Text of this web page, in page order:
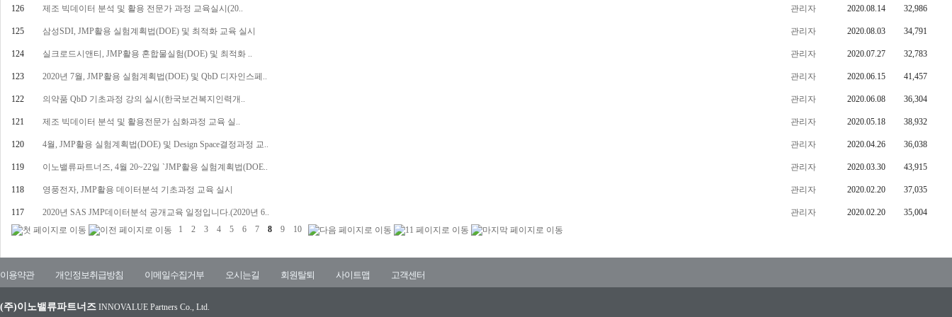
126 제조 빅데이터 분석 및 활용 전문가 과정 교육실시(20.. 관리자 2020.08.14 32,986
125 삼성SDI, JMP활용 실험계획법(DOE) 및 최적화 교육 실시 관리자 2020.08.03 34,791
124 실크로드시앤티, JMP활용 혼합물실험(DOE) 및 최적화 .. 관리자 2020.07.27 32,783
123 2020년 7월, JMP활용 실험계획법(DOE) 및 QbD 디자인스페.. 관리자 2020.06.15 41,457
122 의약품 QbD 기초과정 강의 실시(한국보건복지인력개.. 관리자 2020.06.08 36,304
121 제조 빅데이터 분석 및 활용전문가 심화과정 교육 실.. 관리자 2020.05.18 38,932
120 4월, JMP활용 실험계획법(DOE) 및 Design Space결정과정 교.. 관리자 2020.04.26 36,038
119 이노밸류파트너즈, 4월 20~22일 `JMP활용 실험계획법(DOE.. 관리자 2020.03.30 43,915
118 영풍전자, JMP활용 데이터분석 기초과정 교육 실시 관리자 2020.02.20 37,035
117 2020년 SAS JMP데이터분석 공개교육 일정입니다.(2020년 6.. 관리자 2020.02.20
35,004
1
2 3 4 5 6 7 8 9 10
이용약관 개인정보취급방침 이메일수집거부 오시는길 회원탈퇴 사이트맵 고객센터
(주)이노밸류파트너즈 INNOVALUE Partners Co., Ltd.